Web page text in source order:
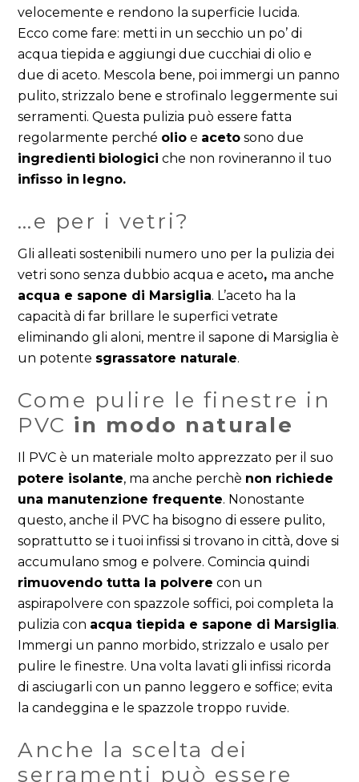
velocemente e rendono la superficie lucida.
Ecco come fare: metti in un secchio un po’ di
acqua tiepida e aggiungi due cucchiai di olio e
due di aceto. Mescola bene, poi immergi un panno
pulito, strizzalo bene e strofinalo leggermente sui
serramenti. Questa pulizia può essere fatta
regolarmente perché olio e aceto sono due
ingredienti biologici che non rovineranno il tuo
infisso in legno.
…e per i vetri?
Gli alleati sostenibili numero uno per la pulizia dei
vetri sono senza dubbio acqua e aceto, ma anche
acqua e sapone di Marsiglia. L’aceto ha la
capacità di far brillare le superfici vetrate
eliminando gli aloni, mentre il sapone di Marsiglia è
un potente sgrassatore naturale.
Come pulire le finestre in
PVC in modo naturale
Il PVC è un materiale molto apprezzato per il suo
potere isolante, ma anche perchè non richiede
una manutenzione frequente. Nonostante
questo, anche il PVC ha bisogno di essere pulito,
soprattutto se i tuoi infissi si trovano in città, dove si
accumulano smog e polvere. Comincia quindi
rimuovendo tutta la polvere con un
aspirapolvere con spazzole soffici, poi completa la
pulizia con acqua tiepida e sapone di Marsiglia.
Immergi un panno morbido, strizzalo e usalo per
pulire le finestre. Una volta lavati gli infissi ricorda
di asciugarli con un panno leggero e soffice; evita
la candeggina e le spazzole troppo ruvide.
Anche la scelta dei
serramenti può essere